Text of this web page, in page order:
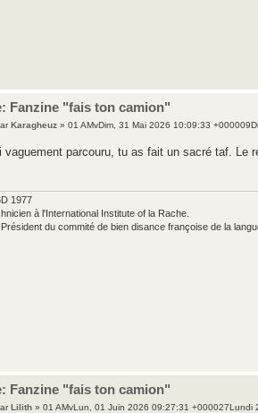
Fanzine "fais ton camion"
Karagheuz » 01 AMvDim, 31 Mai 2026 10:09:33
vaguement parcouru, tu as fait un sacré taf. Le
1977
à l'International Institute of la Rache.
du commité de bien disance françoise de la
Fanzine "fais ton camion"
Lilith » 01 AMvLun, 01 Juin 2026 09:27:31 +000027Lundi